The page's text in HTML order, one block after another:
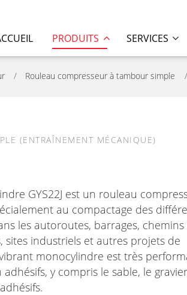
PRODUITS SERVICES
Rouleau compresseur à tambour simple
(ENTRAÎNEMENT MÉCANIQUE)
GYS22J est un rouleau
au compactage des
les autoroutes, barrages, chemins
sites industriels et autres projets de
monocylindre est très
y compris le sable, le